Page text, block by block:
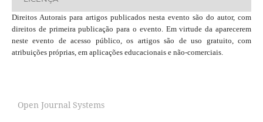
Direitos Autorais para artigos publicados nesta evento são do autor, com
direitos de primeira publicação para o evento. Em virtude da aparecerem
neste evento de acesso público, os artigos são de uso gratuito, com
atribuições próprias, em aplicações educacionais e não-comerciais.
Open Journal Systems